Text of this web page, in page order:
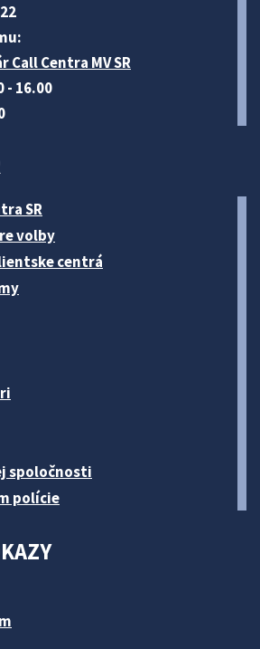
Centra MV SR
- 16.00
SR
volby
centrá
spoločnosti
polície